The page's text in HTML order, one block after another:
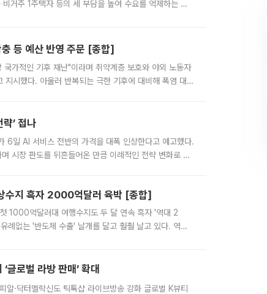
거주 1주택자 등의 세 부담을 높여 수요를 억제하는 카
등 예산 반영 주문 [종합]
가적인 기후 재난"이라며 취약계층 보호와 야외 노동자
시했다. 아울러 반복되는 극한 기후에 대비해 폭염 대응
’ 접나
6일 AI 서비스 전반의 가격을 대폭 인상한다고 예고했다.
시장 판도를 뒤흔들어온 만큼 이례적인 전략 변화로 평
수지 흑자 2000억달러 육박 [종합]
1000억달러대 여행수지도 두 달 연속 흑자 '역대 2
례없는 '반도체 수출' 날개를 달고 훨훨 날고 있다. 역대
로벌 라방 판매’ 확대
·닥터멜락신도 틱톡샵 라이브방송 강화 글로벌 K뷰티